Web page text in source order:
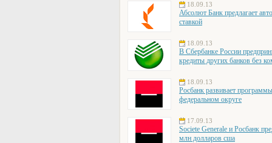
18.09.13
Абсолют Банк предлагает
ставкой
18.09.13
В Сбербанке России
кредиты других банков без
18.09.13
Росбанк развивает
федеральном округе
17.09.13
Societe Generale и Росбанк
млн долларов сша